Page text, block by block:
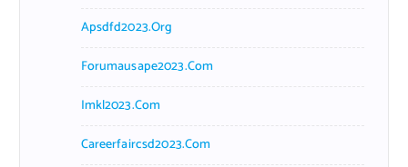
Apsdfd2023.org
Forumausape2023.com
Imkl2023.com
Careerfaircsd2023.com